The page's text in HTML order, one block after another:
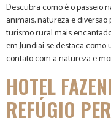
Descubra como é o passeio
animais, natureza e
turismo rural mais
em Jundiaí se destaca
contato com a natureza e
HOTEL
REFÚGIO